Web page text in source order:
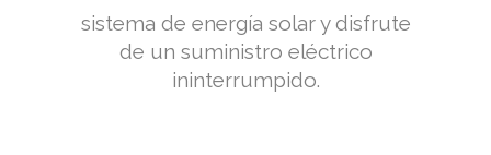
sistema de energía solar y disfrute
de un suministro eléctrico
ininterrumpido.